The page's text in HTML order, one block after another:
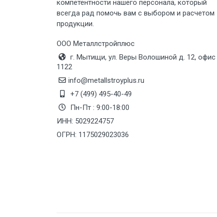
Груз до 6 м, вес до 8 тн
Груз до 6 м, вес до 10 тн
Груз до 12 м, вес до 20 тн
Манипулятор до 6 м, вес до 5 тн
компетентности нашего персонала, который
всегда рад помочь вам с выбором и расчетом
продукции.
ООО Металлстройплюс
г. Мытищи, ул. Веры Волошиной д. 12, офис
1122
info@metallstroyplus.ru
+7 (499) 495-40-49
Пн-Пт : 9:00-18:00
ИНН: 5029224757
ОГРН: 1175029023036